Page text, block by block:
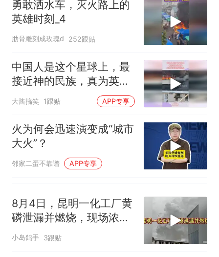
3D！
热 “不想干了特提出辞职”，疑
似南京大学数院院长辞职信流
传，院方回应：喻良教授已卸
任院长一职，不清楚辞职信来
勇敢洒水车，灭火路上的
英雄时刻_4
肋骨雕刻成玫瑰d 252跟贴
中国人是这个星球上，最
接近神的民族，真为英雄
消防员担心
大酱搞笑 1跟贴 APP专享
火为何会迅速演变成“城市
大火”？
邻家二蛋不靠谱 APP专享
8月4日，昆明一化工厂黄
磷泄漏并燃烧，现场浓烟
滚滚！
小岛鸽手 3跟贴